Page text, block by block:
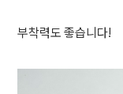
부착력도 좋습니다!